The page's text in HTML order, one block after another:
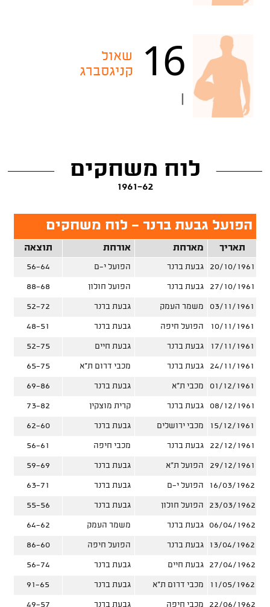
16
שאול
קניגסברג
לוח משחקים
1961-62
הפועל גבעת ברנר - לוח משחקים
תאריך מארחת אורחת תוצאה
20/10/1961 גבעת ברנר הפועל י-ם 56-64
27/10/1961 גבעת ברנר הפועל חולון 88-68
03/11/1961 משמר העמק גבעת ברנר 52-72
10/11/1961 הפועל חיפה גבעת ברנר 48-51
17/11/1961 גבעת ברנר גבעת חיים 52-75
24/11/1961 גבעת ברנר מכבי דרום ת"א 65-75
01/12/1961 מכבי ת"א גבעת ברנר 69-86
08/12/1961 גבעת ברנר קרית מוצקין 73-82
15/12/1961 מכבי ירושלים גבעת ברנר 62-60
22/12/1961 גבעת ברנר מכבי חיפה 56-61
29/12/1961 הפועל ת"א גבעת ברנר 59-69
16/03/1962 הפועל י-ם גבעת ברנר 63-71
23/03/1962 הפועל חולון גבעת ברנר 55-56
06/04/1962 גבעת ברנר משמר העמק 64-62
13/04/1962 גבעת ברנר הפועל חיפה 86-60
27/04/1962 גבעת חיים גבעת ברנר 56-74
11/05/1962 מכבי דרום ת"א גבעת ברנר 91-65
22/06/1962 מכבי חיפה גבעת ברנר 49-57